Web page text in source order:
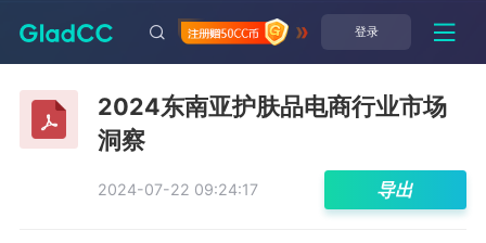
登录
2024东南亚护肤品电商行业市场
洞察
2024-07-22 09:24:17 导出